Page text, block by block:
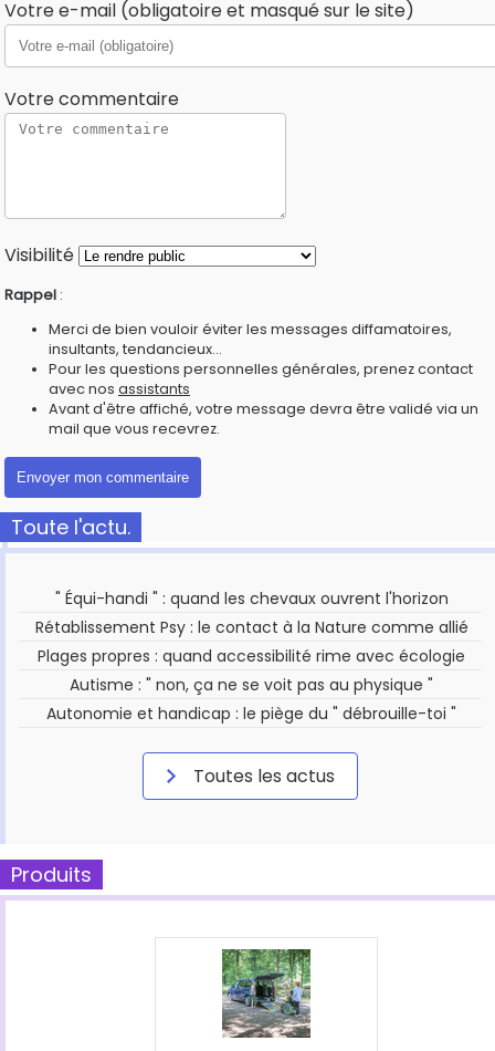
Votre e-mail (obligatoire et masqué sur le site)
Votre commentaire
Visibilité
Rappel :
Merci de bien vouloir éviter les messages diffamatoires,
insultants, tendancieux...
Pour les questions personnelles générales, prenez contact
avec nos assistants
Avant d'être affiché, votre message devra être validé via un
mail que vous recevrez.
Toute l'actu.
" Équi-handi " : quand les chevaux ouvrent l'horizon
Rétablissement Psy : le contact à la Nature comme allié
Plages propres : quand accessibilité rime avec écologie
Autisme : " non, ça ne se voit pas au physique "
Autonomie et handicap : le piège du " débrouille-toi "
Toutes les actus
Produits